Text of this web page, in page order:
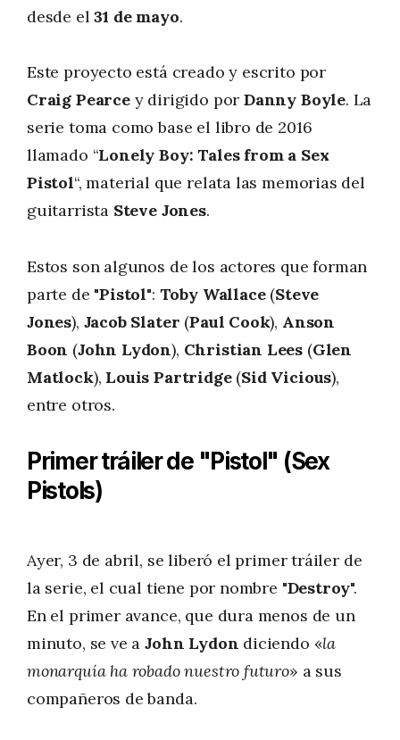
desde el31 de mayo.
Este proyecto está creado y escrito por
Craig Pearcey dirigido por Danny Boyle. La
serie toma como base el libro de 2016
llamado “Lonely Boy: Tales from a Sex
Pistol“, material que relata las memorias del
guitarrista Steve Jones.
Estos son algunos de los actores que forman
parte de "Pistol": Toby Wallace(Steve
Jones), Jacob Slater (Paul Cook), Anson
Boon (John Lydon), Christian Lees (Glen
Matlock), Louis Partridge(Sid Vicious),
entre otros.
Primer tráiler de "Pistol" (Sex
Pistols)
Ayer, 3 de abril, se liberó el primer tráiler de
la serie, el cual tiene por nombre "Destroy".
En el primer avance, que dura menos de un
minuto, se ve aJohn Lydon diciendo «la
monarquía ha robado nuestro futuro» a sus
compañeros de banda.